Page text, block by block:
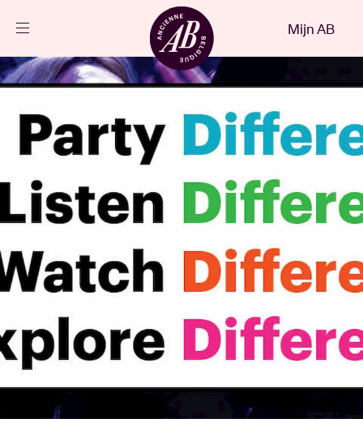
NL
Agenda
Projecten
Nieuws
Bezoekersinfo
AB ❤ you
Zaalhuur
Mijn AB